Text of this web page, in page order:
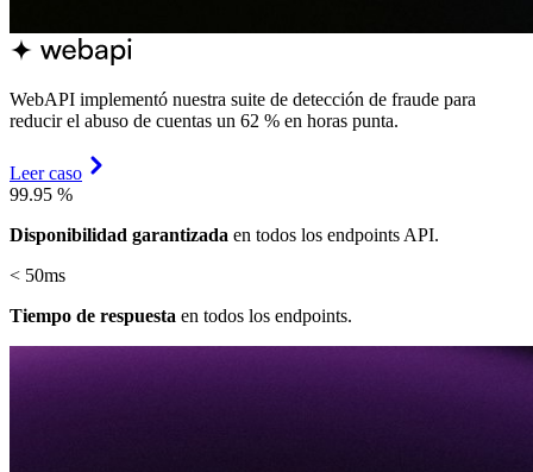
WebAPI implementó nuestra suite de detección de fraude para
reducir el abuso de cuentas un 62 % en horas punta.
Leer caso
99.95 %
Disponibilidad garantizada en todos los endpoints API.
< 50ms
Tiempo de respuesta en todos los endpoints.